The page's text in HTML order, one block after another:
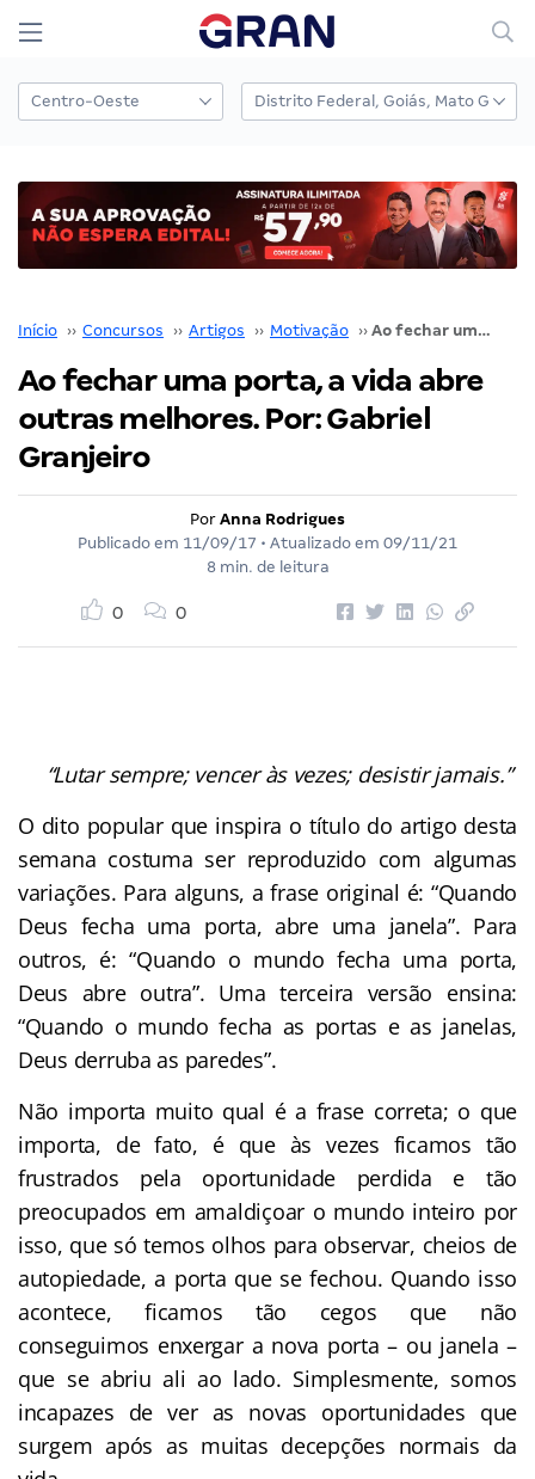
Início ›› Concursos ›› Artigos ›› Motivação ›› Ao fechar uma porta, a vida abre outras melhores. Por: Gabriel Granjeiro
Ao fechar uma porta, a vida abre
outras melhores. Por: Gabriel
Granjeiro
Por Anna Rodrigues
Publicado em 11/09/17 • Atualizado em 09/11/21
8 min. de leitura
0 0
“Lutar sempre; vencer às vezes; desistir jamais.”
O dito popular que inspira o título do artigo desta
semana costuma ser reproduzido com algumas
variações. Para alguns, a frase original é: “Quando
Deus fecha uma porta, abre uma janela”. Para
outros, é: “Quando o mundo fecha uma porta,
Deus abre outra”. Uma terceira versão ensina:
“Quando o mundo fecha as portas e as janelas,
Deus derruba as paredes”.
Não importa muito qual é a frase correta; o que
importa, de fato, é que às vezes ficamos tão
frustrados pela oportunidade perdida e tão
preocupados em amaldiçoar o mundo inteiro por
isso, que só temos olhos para observar, cheios de
autopiedade, a porta que se fechou. Quando isso
acontece, ficamos tão cegos que não
conseguimos enxergar a nova porta – ou janela –
que se abriu ali ao lado. Simplesmente, somos
incapazes de ver as novas oportunidades que
surgem após as muitas decepções normais da